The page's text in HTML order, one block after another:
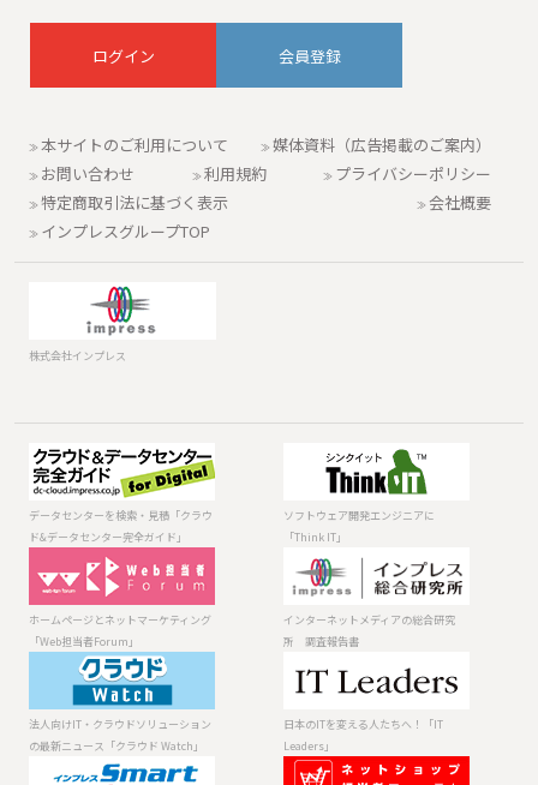
会員登録
本サイトのご利用について
媒体資料（広告掲載のご案内）
お問い合わせ
利用規約
プライバシーポリシー
特定商取引法に基づく表示
会社概要
インプレスグループTOP
株式会社インプレス
データセンター
を検索・見積
「クラウド&デー
タセンター完全
ソフトウェア開
発エンジニアに
「Think IT」
ホームページと
ネットマーケテ
ィング「Web担
当者Forum」
インターネット
メディアの総合
研究所 調査報
法人向けIT・ク
ラウドソリュー
ションの最新ニ
ュース「クラウ
日本のITを変え
「IT Leaders」
データセンターを検索・見積「クラウ
ド&データセンター完全ガイド」
ソフトウェア開発エンジニアに
「Think IT」
ホームページとネットマーケティング
「Web担当者Forum」
インターネットメディアの総合研究
所 調査報告書
法人向けIT・クラウドソリューション
の最新ニュース「クラウド Watch」
日本のITを変える人たちへ！「IT
Leaders」